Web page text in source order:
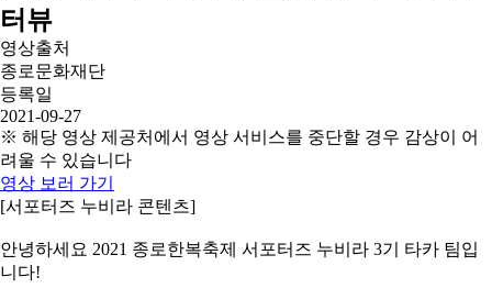
터뷰
영상출처
종로문화재단
등록일
2021-09-27
※ 해당 영상 제공처에서 영상 서비스를 중단할 경우 감상이 어
려울 수 있습니다
영상 보러 가기
[서포터즈 누비라 콘텐츠]
안녕하세요 2021 종로한복축제 서포터즈 누비라 3기 타카 팀입
니다!